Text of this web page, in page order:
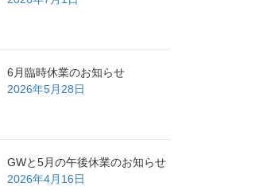
6月臨時休業のお知らせ
2026年5月28日
GWと5月の午後休業のお知らせ
2026年4月16日